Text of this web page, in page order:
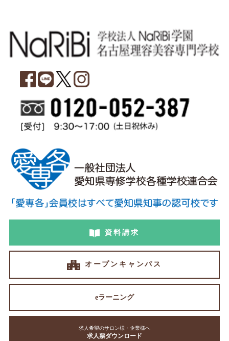
資料請求
オープンキャンパス
eラーニング
求人希望のサロン様・企業様へ
求人票ダウンロード